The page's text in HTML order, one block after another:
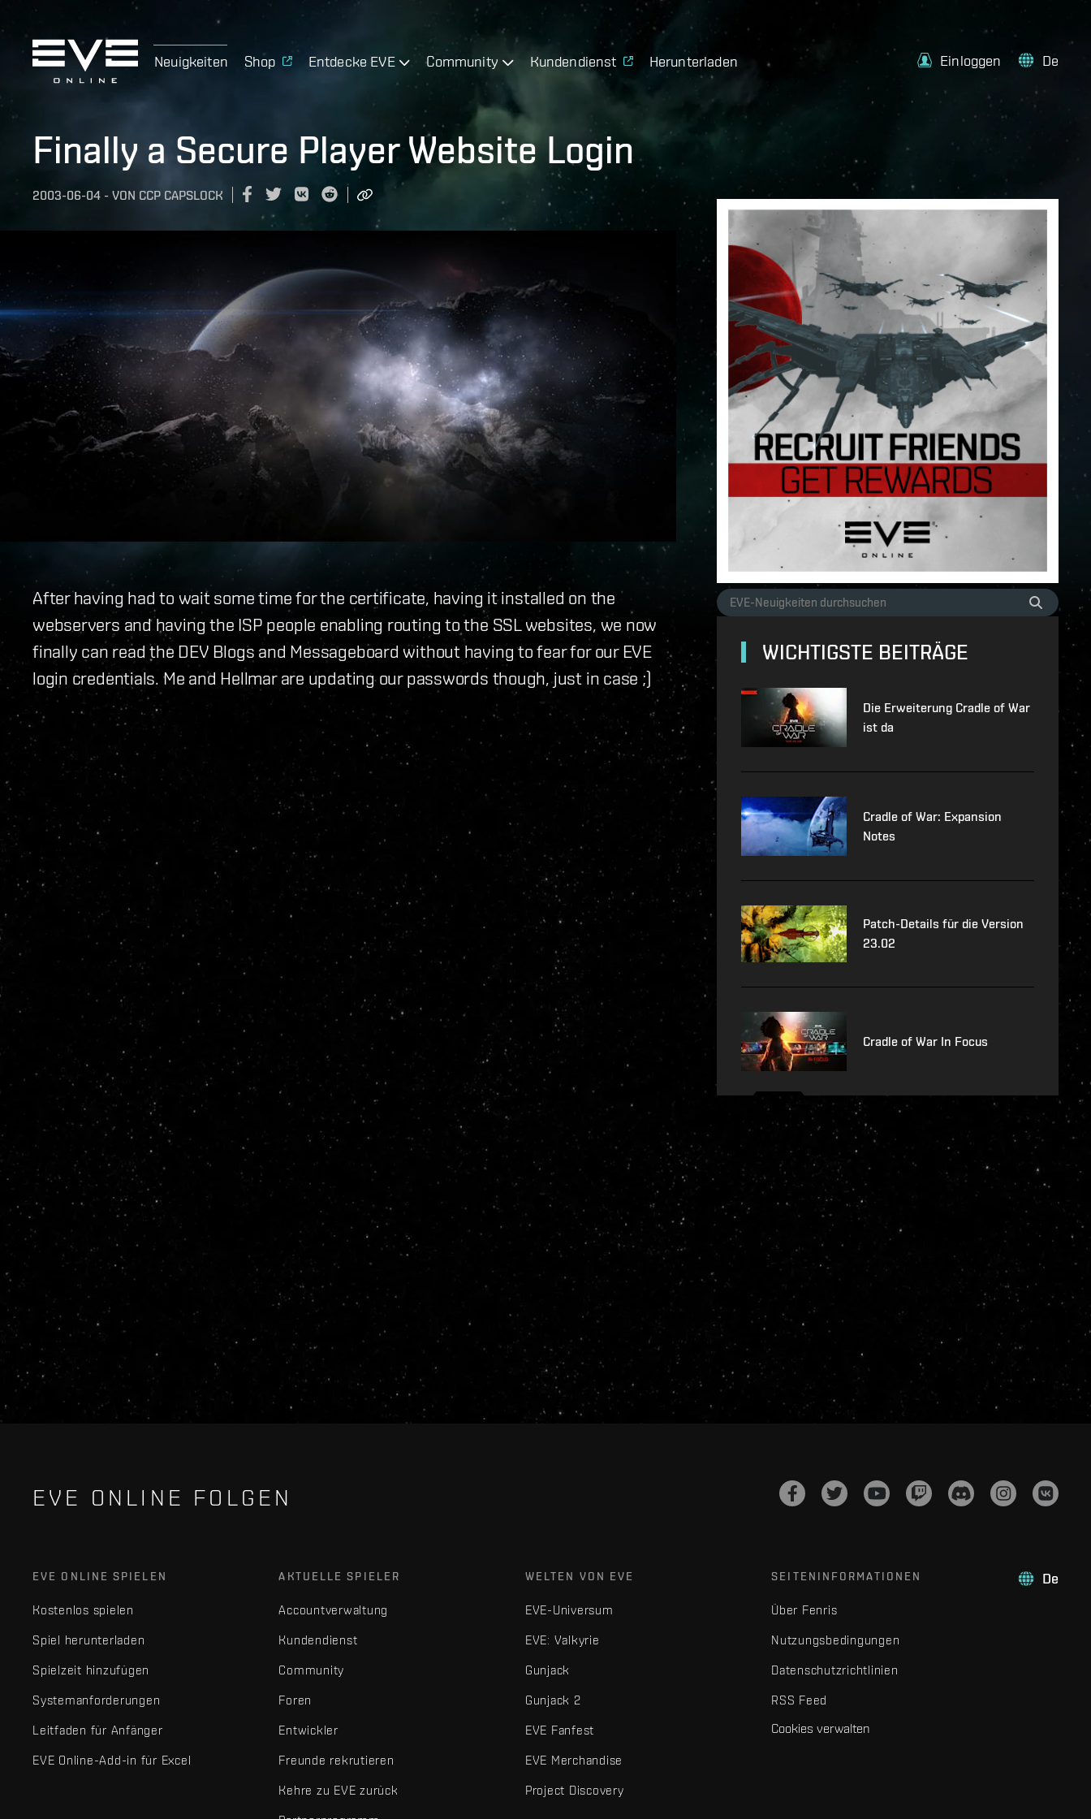
Neuigkeiten Shop Entdecke EVE Community Kundendienst Herunterladen Einloggen De
Finally a Secure Player Website Login
2003-06-04 - VON CCP CAPSLOCK
After having had to wait some time for the certificate, having it installed on the
webservers and having the ISP people enabling routing to the SSL websites, we now
finally can read the DEV Blogs and Messageboard without having to fear for our EVE
login credentials. Me and Hellmar are updating our passwords though, just in case ;)
WICHTIGSTE BEITRÄGE
Die Erweiterung Cradle of War
ist da
Cradle of War: Expansion
Notes
Patch-Details für die Version
23.02
Cradle of War In Focus
EVE ONLINE FOLGEN
De
EVE ONLINE SPIELEN
Kostenlos spielen
Spiel herunterladen
Spielzeit hinzufügen
Systemanforderungen
Leitfaden für Anfänger
EVE Online-Add-in für Excel
AKTUELLE SPIELER
Accountverwaltung
Kundendienst
Community
Foren
Entwickler
Freunde rekrutieren
Kehre zu EVE zurück
WELTEN VON EVE
EVE-Universum
EVE: Valkyrie
Gunjack
Gunjack 2
EVE Fanfest
EVE Merchandise
Project Discovery
SEITENINFORMATIONEN
Über Fenris
Nutzungsbedingungen
Datenschutzrichtlinien
RSS Feed
Cookies verwalten